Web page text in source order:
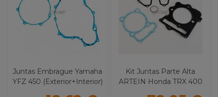
Juntas Embrague Yamaha
YFZ 450 (Exterior+Interior)
Kit Juntas Parte Alta
ARTEIN Honda TRX 400